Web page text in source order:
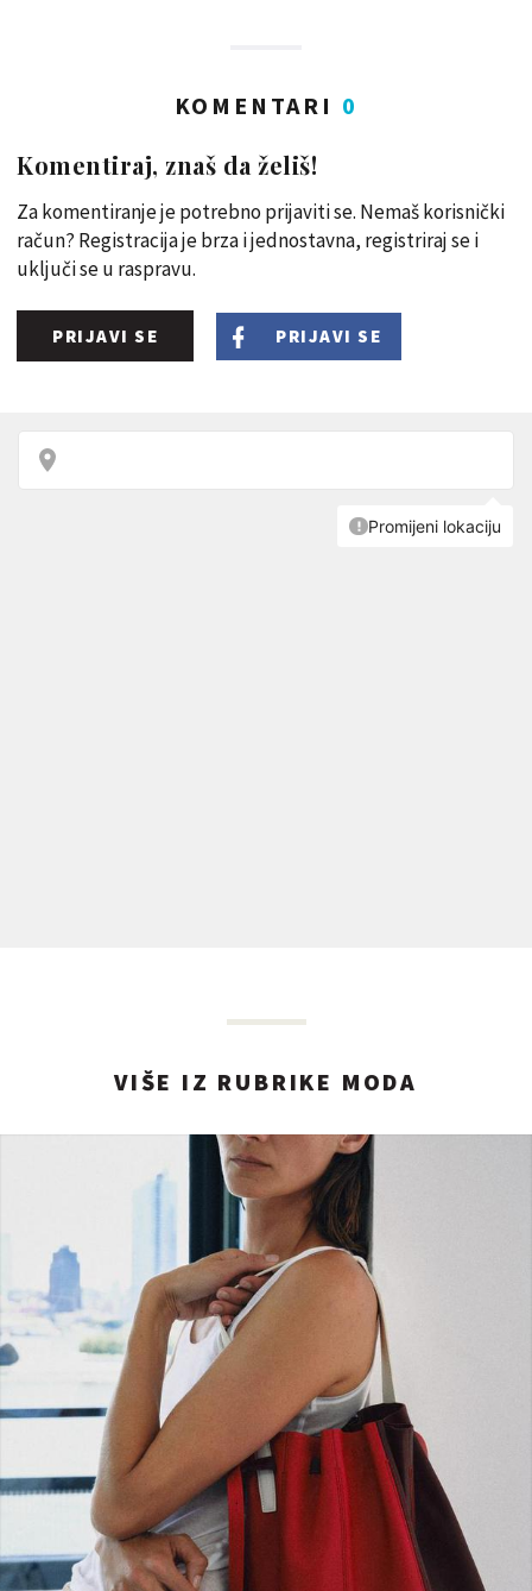
KOMENTARI 0
Komentiraj, znaš da želiš!
Za komentiranje je potrebno prijaviti se. Nemaš korisnički
račun? Registracija je brza i jednostavna, registriraj se i
uključi se u raspravu.
PRIJAVI SE PRIJAVI SE
VIŠE IZ RUBRIKE MODA